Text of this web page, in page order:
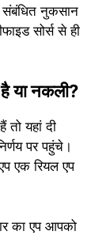
संबंधित नुकसान
सोर्स से ही
या नकली?
यहां दी
पर पहुंचे।
एक रियल एप
का एप आपको